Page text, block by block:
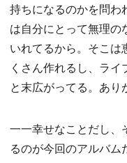
持ちになるのかを問わ
は自分にとって無理の
いれてるから。そこは
くさん作れるし、ラ
と末広がってる。あり
一一幸せなことだし、
るのが今回のアルバム